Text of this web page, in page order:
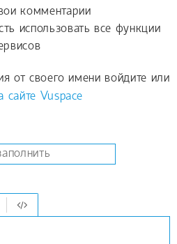
комментарии
использовать все функции
от своего имени войдите или
сайте Vuspace